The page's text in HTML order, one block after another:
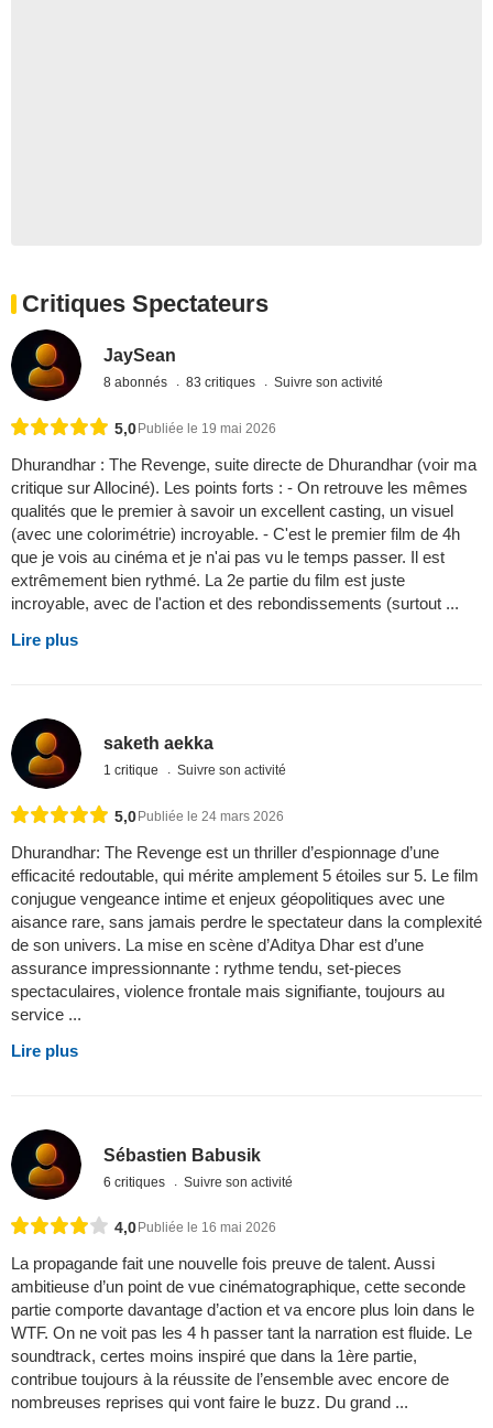
Critiques Spectateurs
JaySean
8 abonnés 83 critiques Suivre son activité
5,0Publiée le 19 mai 2026
Dhurandhar : The Revenge, suite directe de Dhurandhar (voir ma
critique sur Allociné). Les points forts : - On retrouve les mêmes
qualités que le premier à savoir un excellent casting, un visuel
(avec une colorimétrie) incroyable. - C'est le premier film de 4h
que je vois au cinéma et je n'ai pas vu le temps passer. Il est
extrêmement bien rythmé. La 2e partie du film est juste
incroyable, avec de l'action et des rebondissements (surtout ...
Lire plus
saketh aekka
1 critique Suivre son activité
5,0 Publiée le 24 mars 2026
Dhurandhar: The Revenge est un thriller d’espionnage d’une
efficacité redoutable, qui mérite amplement 5 étoiles sur 5. Le film
conjugue vengeance intime et enjeux géopolitiques avec une
aisance rare, sans jamais perdre le spectateur dans la complexité
de son univers. La mise en scène d’Aditya Dhar est d’une
assurance impressionnante : rythme tendu, set-pieces
spectaculaires, violence frontale mais signifiante, toujours au
service ...
Lire plus
Sébastien Babusik
6 critiques Suivre son activité
4,0 Publiée le 16 mai 2026
La propagande fait une nouvelle fois preuve de talent. Aussi
ambitieuse d’un point de vue cinématographique, cette seconde
partie comporte davantage d’action et va encore plus loin dans le
WTF. On ne voit pas les 4 h passer tant la narration est fluide. Le
soundtrack, certes moins inspiré que dans la 1ère partie,
contribue toujours à la réussite de l’ensemble avec encore de
nombreuses reprises qui vont faire le buzz. Du grand ...